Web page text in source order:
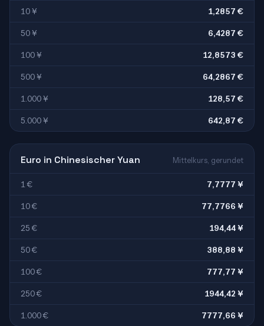
10 ¥ 1,2857 €
50 ¥ 6,4287 €
100 ¥ 12,8573 €
500 ¥ 64,2867 €
1.000 ¥ 128,57 €
5.000 ¥ 642,87 €
Euro in Chinesischer Yuan Mittelkurs, gerundet
1 € 7,7777 ¥
10 € 77,7766 ¥
25 € 194,44 ¥
50 € 388,88 ¥
100 € 777,77 ¥
250 € 1944,42 ¥
1.000 € 7777,66 ¥